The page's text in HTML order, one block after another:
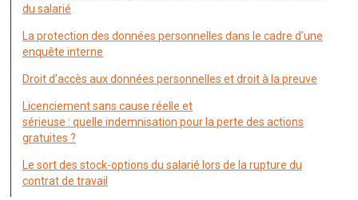
du salarié
La protection des données personnelles dans le cadre d’une
enquête interne
Droit d’accès aux données personnelles et droit à la preuve
Licenciement sans cause réelle et
sérieuse : quelle indemnisation pour la perte des actions
gratuites ?
Le sort des stock-options du salarié lors de la rupture du
contrat de travail